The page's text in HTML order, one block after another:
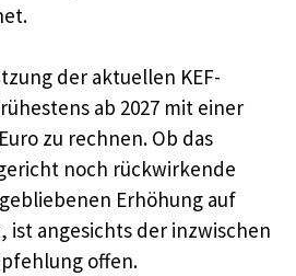
der aktuellen KEF-
ab 2027 mit einer
zu rechnen. Ob das
noch rückwirkende
Erhöhung auf
ist angesichts der inzwischen
offen.